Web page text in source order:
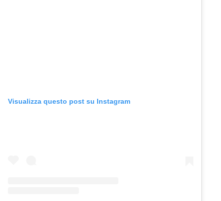
Visualizza questo post su Instagram